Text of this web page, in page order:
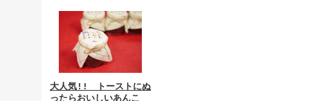
大人気!! トーストにぬ
ったらおいしいあんこ